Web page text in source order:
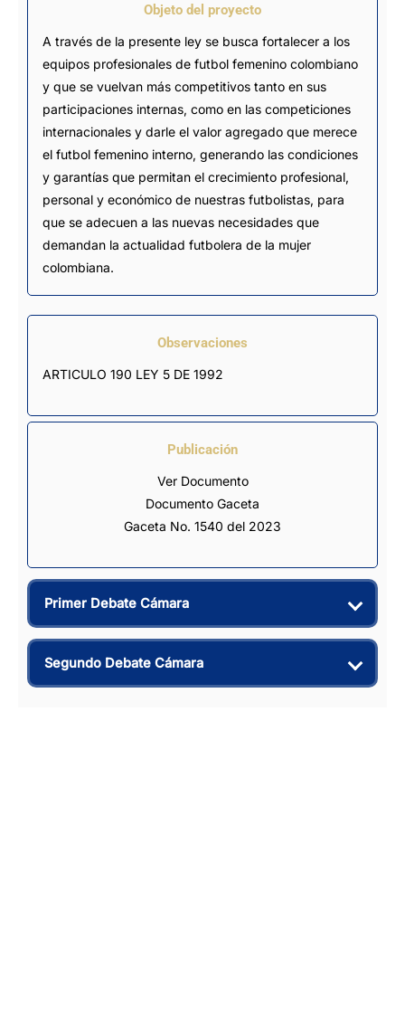
Objeto del proyecto
A través de la presente ley se busca fortalecer a los
equipos profesionales de futbol femenino colombiano
y que se vuelvan más competitivos tanto en sus
participaciones internas, como en las competiciones
internacionales y darle el valor agregado que merece
el futbol femenino interno, generando las condiciones
y garantías que permitan el crecimiento profesional,
personal y económico de nuestras futbolistas, para
que se adecuen a las nuevas necesidades que
demandan la actualidad futbolera de la mujer
colombiana.
Observaciones
ARTICULO 190 LEY 5 DE 1992
Publicación
Ver Documento
Documento Gaceta
Gaceta No. 1540 del 2023
Primer Debate Cámara
Segundo Debate Cámara